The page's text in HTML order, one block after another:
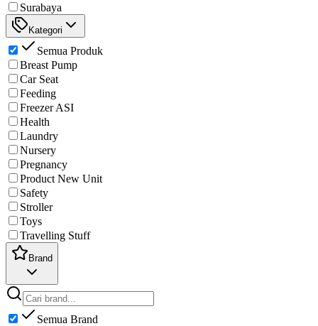
Surabaya
Kategori
Semua Produk
Breast Pump
Car Seat
Feeding
Freezer ASI
Health
Laundry
Nursery
Pregnancy
Product New Unit
Safety
Stroller
Toys
Travelling Stuff
Brand
Semua Brand